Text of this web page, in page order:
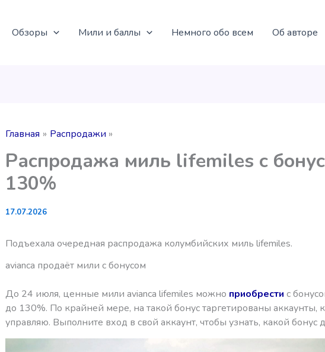
Обзоры Мили и баллы Немного обо всем Об авторе
Главная Распродажи
Распродажа миль lifemiles с
130%
17.07.2026
Подъехала очередная распродажа колумбийских миль lifemiles.
avianca продаёт мили с бонусом
До 24 июля, ценные мили avianca lifemiles можно приобрести с
до 130%. По крайней мере, на такой бонус таргетированы аккаунты,
управляю. Выполните вход в свой аккаунт, чтобы узнать, какой бонус